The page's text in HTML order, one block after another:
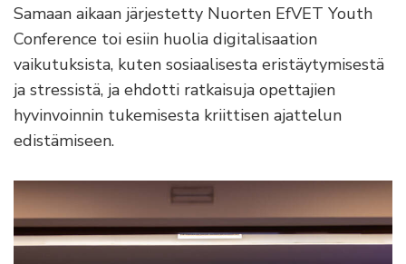
Samaan aikaan järjestetty Nuorten EfVET Youth
Conference toi esiin huolia digitalisaation
vaikutuksista, kuten sosiaalisesta eristäytymisestä
ja stressistä, ja ehdotti ratkaisuja opettajien
hyvinvoinnin tukemisesta kriittisen ajattelun
edistämiseen.